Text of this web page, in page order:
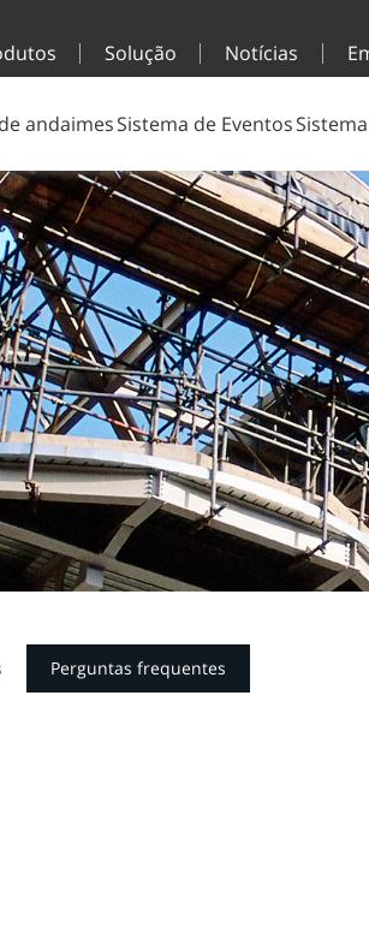
Solução Notícias
andaimesSistema de Eventos
Perguntas frequentes